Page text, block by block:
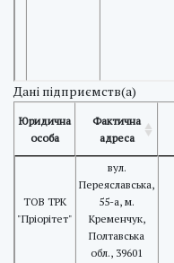
Дані підприємств(а)
Юридична
особа
Фактична
адреса
ТОВ ТРК
"Пріорітет"
вул.
Переяславська,
55-а, м.
Кременчук,
Полтавська
обл., 39601